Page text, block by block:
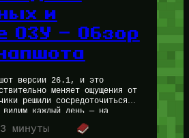
и
ОЗУ — Обзор
версии 26.1, и это
меняет ощущения от
решили сосредоточиться
каждый день — на
внесли изменение,
3 минуты